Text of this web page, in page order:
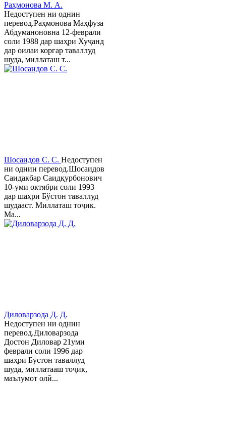
Раҳмонова М. А.
Недоступен ни однин
перевод.Раҳмонова Маҳфуза
Абдуманоновна 12-феврали
соли 1988 дар шаҳри Хуҷанд
дар оилаи коргар таваллуд
шуда, миллаташ т...
Шосаидов С. С. Недоступен
ни однин перевод.Шосаидов
Саидакбар Саидқурбонович
10-уми октябри соли 1993
дар шаҳри Бўстон таваллуд
шудааст. Миллаташ тоҷик.
Ма...
Диловарзода Д. Д.
Недоступен ни однин
перевод.Диловарзода
Достон Диловар 21уми
феврали соли 1996 дар
шаҳри Бӯстон таваллуд
шуда, миллатааш тоҷик,
маълумот олӣ...